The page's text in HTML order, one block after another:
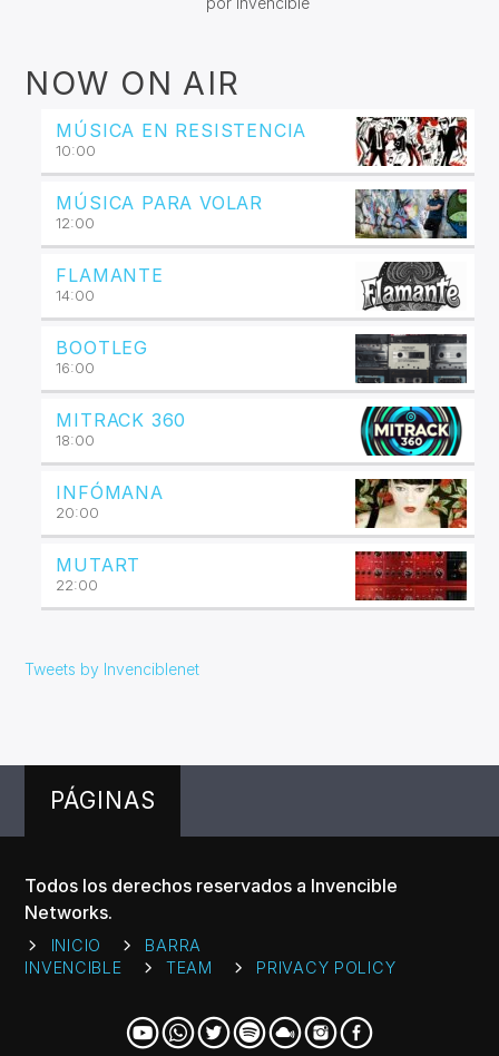
NOW ON AIR
MÚSICA EN RESISTENCIA
10:00
MÚSICA PARA VOLAR
12:00
FLAMANTE
14:00
BOOTLEG
16:00
MITRACK 360
18:00
INFÓMANA
20:00
MUTART
22:00
Tweets by Invenciblenet
PÁGINAS
Todos los derechos reservados a Invencible
Networks.
INICIO
BARRA
INVENCIBLE
TEAM PRIVACY POLICY